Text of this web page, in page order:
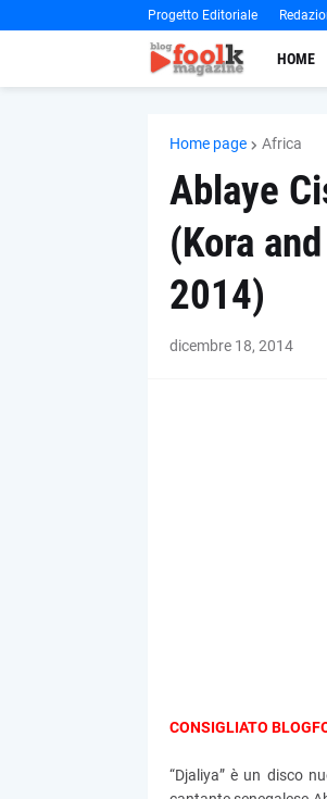
Progetto Editoriale
HOME
Home page Africa
Ablaye
(Kora
2014)
dicembre 18, 2014
CONSIGLIATO
“Djaliya” è un disco